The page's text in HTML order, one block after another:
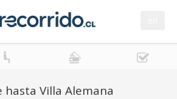
hasta Villa Alemana